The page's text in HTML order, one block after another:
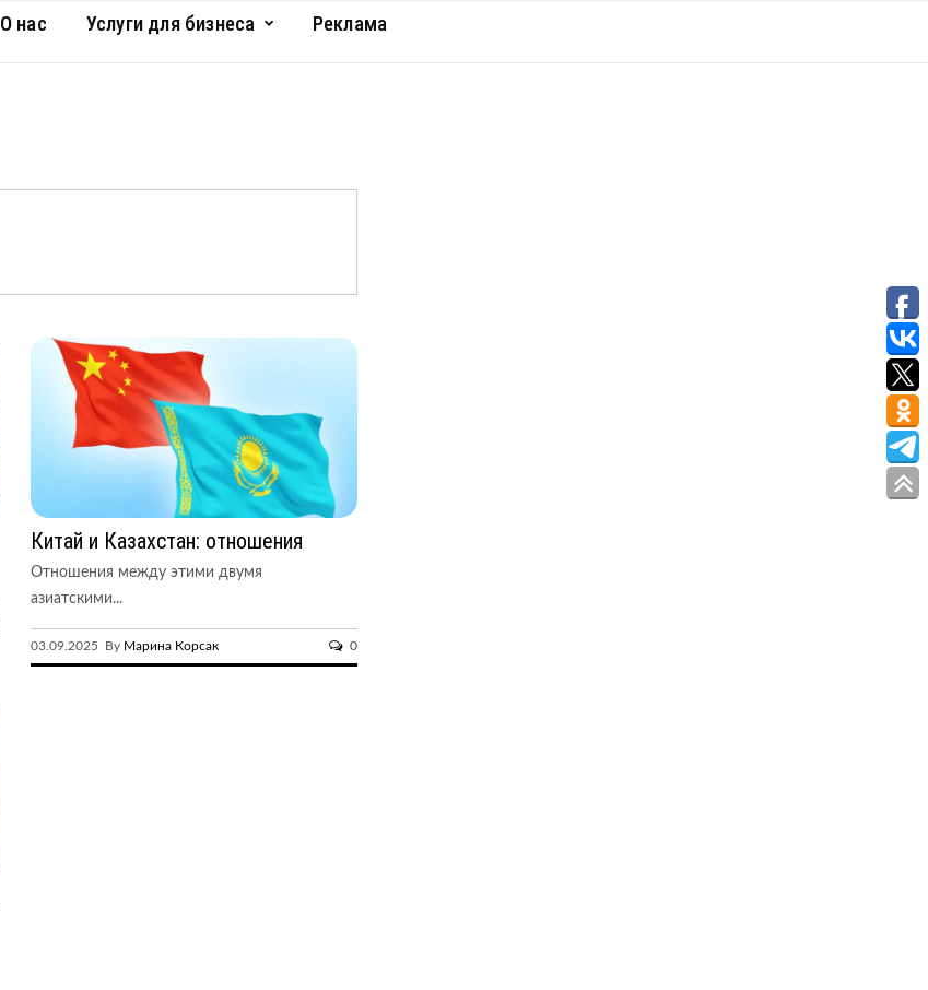
О нас Услуги для бизнеса Реклама
Китай и Казахстан: отношения
Отношения между этими двумя
азиатскими...
03.09.2025 By Марина Корсак 0